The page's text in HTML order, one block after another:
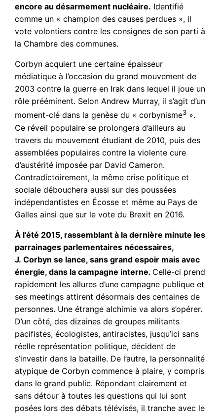
encore au désarmement nucléaire. Identifié
comme un « champion des causes perdues », il
vote volontiers contre les consignes de son parti à
la Chambre des communes.
Corbyn acquiert une certaine épaisseur
médiatique à l’occasion du grand mouvement de
2003 contre la guerre en Irak dans lequel il joue un
rôle prééminent. Selon Andrew Murray, il s’agit d’un
moment-clé dans la genèse du « corbynisme3 ».
Ce réveil populaire se prolongera d’ailleurs au
travers du mouvement étudiant de 2010, puis des
assemblées populaires contre la violente cure
d’austérité imposée par David Cameron.
Contradictoirement, la même crise politique et
sociale débouchera aussi sur des poussées
indépendantistes en Écosse et même au Pays de
Galles ainsi que sur le vote du Brexit en 2016.
À l’été 2015, rassemblant à la dernière minute les
parrainages parlementaires nécessaires,
J. Corbyn se lance, sans grand espoir mais avec
énergie, dans la campagne interne. Celle-ci prend
rapidement les allures d’une campagne publique et
ses meetings attirent désormais des centaines de
personnes. Une étrange alchimie va alors s’opérer.
D’un côté, des dizaines de groupes militants
pacifistes, écologistes, antiracistes, jusqu’ici sans
réelle représentation politique, décident de
s’investir dans la bataille. De l’autre, la personnalité
atypique de Corbyn commence à plaire, y compris
dans le grand public. Répondant clairement et
sans détour à toutes les questions qui lui sont
posées lors des débats télévisés, il tranche avec le